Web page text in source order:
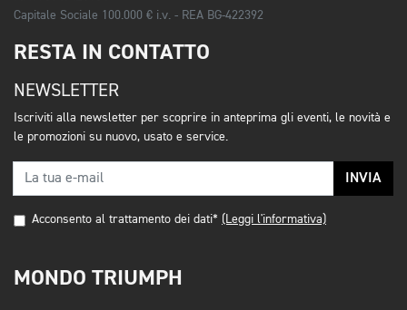
Capitale Sociale 100.000 € i.v. - REA BG-422392
RESTA IN CONTATTO
NEWSLETTER
Iscriviti alla newsletter per scoprire in anteprima gli eventi, le novità e
le promozioni su nuovo, usato e service.
INVIA
Acconsento al trattamento dei dati* (Leggi l'informativa)
MONDO TRIUMPH